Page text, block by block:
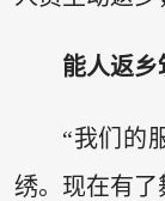
能人返
“我们的
绣。现在有